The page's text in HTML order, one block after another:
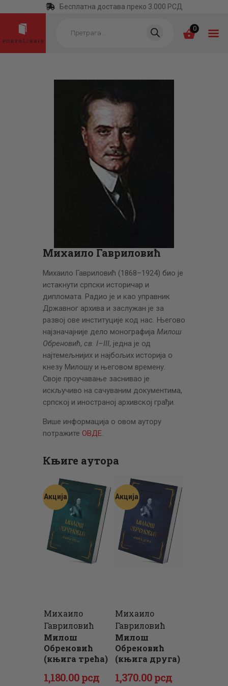
Бесплатна достава преко 3.000 РСД
search 0
КАТЕГОРИЈЕ
НАЈПРОДАВАНИЈЕ
НОВЕ КЊИГЕ
ОТРГНУТО ОД
ЗАБОРАВА
АКТУЕЛНОСТИ
ПИСМО
Михаило Гавриловић
Михаило Гавриловић (1868–1924) био је
истакнути српски историчар и
дипломата. Радио је и као управник
Државног архива и заслужан је за
развој ове институције код нас. Његово
најзначајније дело монографија Милош
Обреновић, св. I–III, једна је од
најтемељнијих и најбољих историја о
кнезу Милошу и његовом времену.
Своје проучавање заснивао је
искључиво на сачуваним документима,
српској и иностраној архивској грађи.
Више информација о овом аутору
потражите ОВДЕ.
Књиге аутора
Акција
Михаило
Гавриловић
Милош
Обреновић
(књига трећа)
Оригинална
1,180.00 рсд
Тренутна
Акција
Михаило
Гавриловић
Милош
Обреновић
(књига друга)
Оригинална
1,370.00 рсд
Тренутна